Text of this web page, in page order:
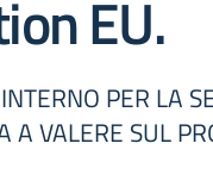
EU.
PER LA
A VALERE SUL